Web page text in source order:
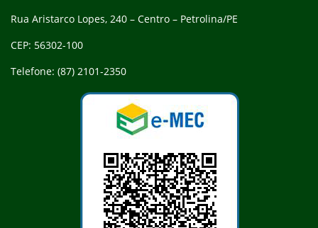
Rua Aristarco Lopes, 240 – Centro – Petrolina/PE
CEP: 56302-100
Telefone: (87) 2101-2350